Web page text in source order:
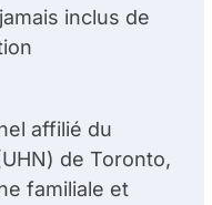
inclus de
affilié du
de Toronto,
familiale et